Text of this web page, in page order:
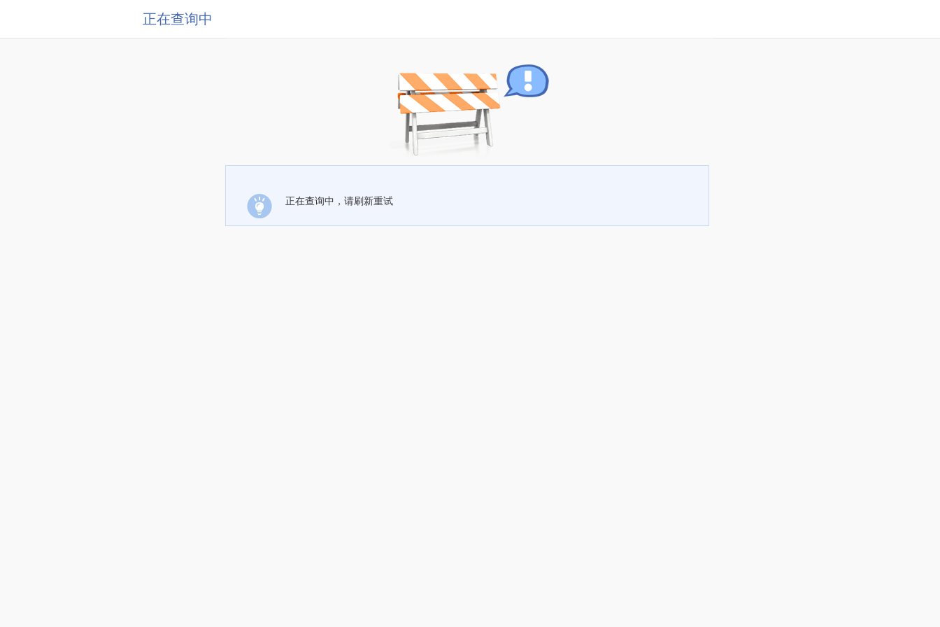
正在查询中
正在查询中，请刷新重试